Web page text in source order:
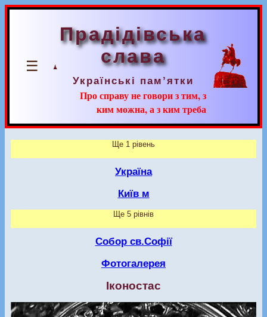
☰
Прадідівська
слава
Українські пам’ятки
Про справу не говори з тим, з
ким можна, а з ким треба
Ще 1 рівень
Україна
Київ м
Ще 5 рівнів
Собор св.Софії
Фотогалерея
Іконостас